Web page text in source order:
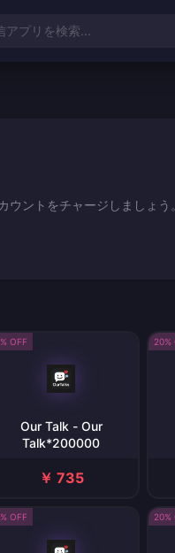
アプリを検索...
ントをチャージしましょう。
OFF
Our Talk - Our
Talk*200000
￥ 735
20%
OFF 20%